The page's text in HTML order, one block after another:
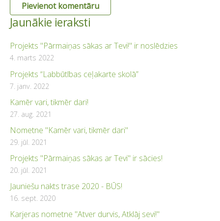
Jaunākie ieraksti
Projekts "Pārmaiņas sākas ar Tevi!" ir noslēdzies
4. marts 2022
Projekts “Labbūtības ceļakarte skolā”
7. janv. 2022
Kamēr vari, tikmēr dari!
27. aug. 2021
Nometne "Kamēr vari, tikmēr dari"
29. jūl. 2021
Projekts "Pārmaiņas sākas ar Tevi" ir sācies!
20. jūl. 2021
Jauniešu nakts trase 2020 - BŪS!
16. sept. 2020
Karjeras nometne "Atver durvis, Atklāj sevi!"